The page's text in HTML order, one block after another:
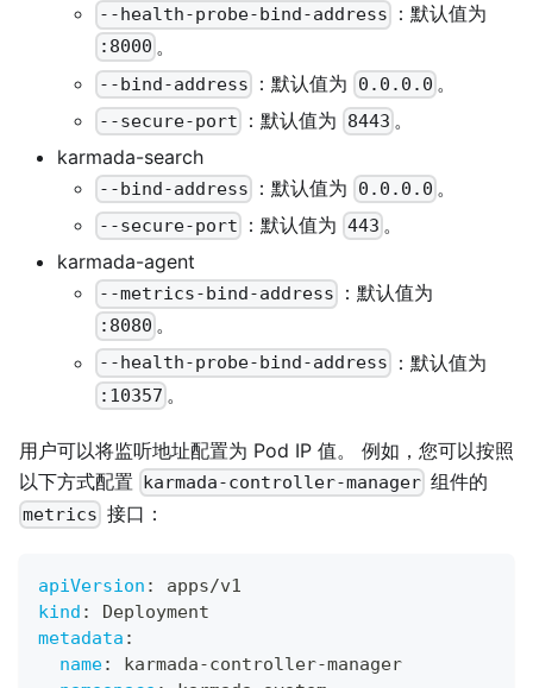
--health-probe-bind-address ：默认值为
:8000 。
--bind-address ：默认值为 0.0.0.0 。
--secure-port ：默认值为 8443 。
karmada-search
--bind-address ：默认值为 0.0.0.0 。
--secure-port ：默认值为 443 。
karmada-agent
--metrics-bind-address ：默认值为
:8080 。
--health-probe-bind-address ：默认值为
:10357 。
用户可以将监听地址配置为 Pod IP 值。 例如，您可以按照
以下方式配置 karmada-controller-manager 组件的
metrics 接口：
apiVersion :
apps/v1
kind :
Deployment
metadata :
name: karmada-controller-manager